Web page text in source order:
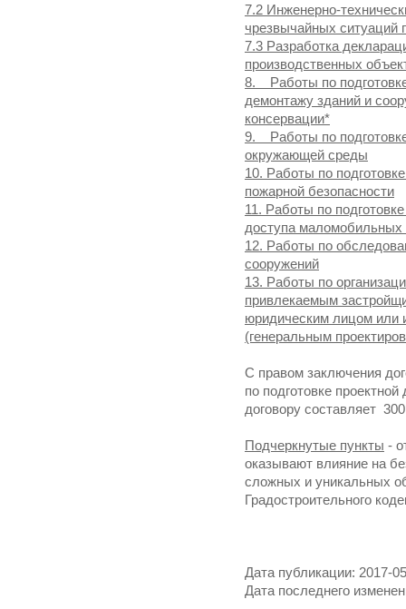
7.2 Инженерно-
чрезвычайных ситуаций
7.3 Разработка
производственных
8. Работы по подготовке
демонтажу зданий и
консервации*
9. Работы по
окружающей среды
10. Работы по
пожарной безопасности
11. Работы по
доступа маломобильных
12. Работы по
сооружений
13. Работы по
привлекаемым
юридическим лицом или
(генеральным
С правом заключения
по подготовке
договору составляет
Подчеркнутые пункты -
оказывают влияние на
сложных и уникальных
Градостроительного
Дата публикации: 2017-
Дата последнего